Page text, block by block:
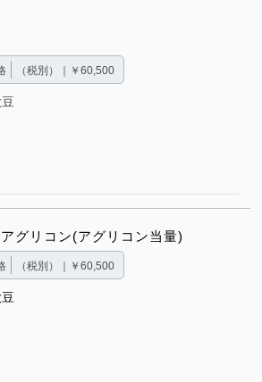
（税別）｜￥60,500
グリコン(アグリコン当量)
（税別）｜￥60,500